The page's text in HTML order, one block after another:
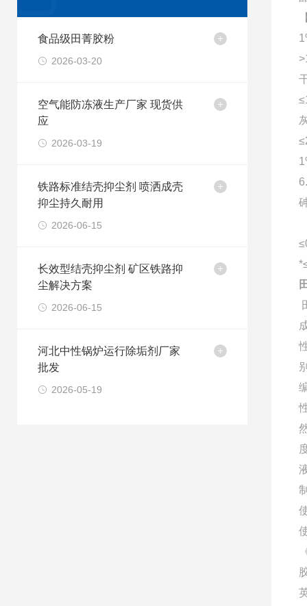
食品级田菁胶粉
2026-03-20
空气能防冻液生产厂家 现货供
应
2026-03-19
铁路标准结壳抑尘剂 喷洒成壳
抑尘持久耐用
2026-06-15
长效型结壳抑尘剂 矿区铁路抑
尘解决方案
2026-06-15
河北中性锅炉运行除垢剂厂家
批发
2026-05-19